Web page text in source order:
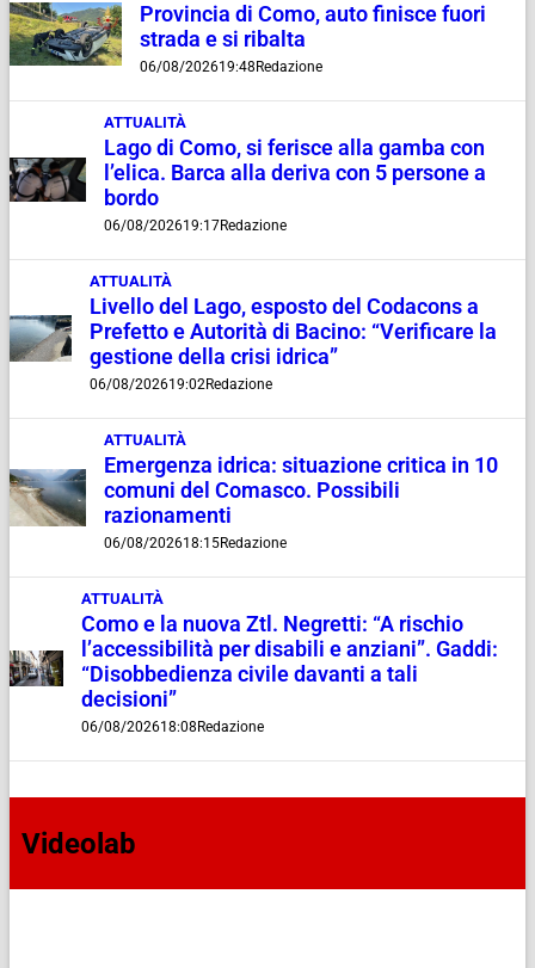
Provincia di Como, auto finisce fuori
strada e si ribalta
06/08/202619:48Redazione
ATTUALITÀ
Lago di Como, si ferisce alla gamba con
l’elica. Barca alla deriva con 5 persone a
bordo
06/08/202619:17Redazione
ATTUALITÀ
Livello del Lago, esposto del Codacons a
Prefetto e Autorità di Bacino: “Verificare la
gestione della crisi idrica”
06/08/202619:02Redazione
ATTUALITÀ
Emergenza idrica: situazione critica in 10
comuni del Comasco. Possibili
razionamenti
06/08/202618:15Redazione
ATTUALITÀ
Como e la nuova Ztl. Negretti: “A rischio
l’accessibilità per disabili e anziani”. Gaddi:
“Disobbedienza civile davanti a tali
decisioni”
06/08/202618:08Redazione
Videolab